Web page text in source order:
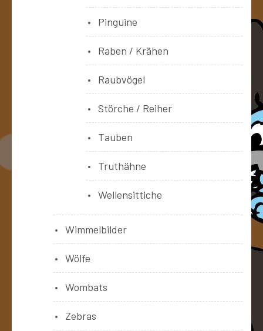
Pinguine
Raben / Krähen
Raubvögel
Störche / Reiher
Tauben
Truthähne
Wellensittiche
Wimmelbilder
Wölfe
Wombats
Zebras